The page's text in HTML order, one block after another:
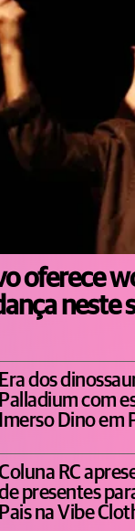
oferece
neste
Era dos
Palladium com
Imerso Dino em
RC
presentes
Pais na Vibe